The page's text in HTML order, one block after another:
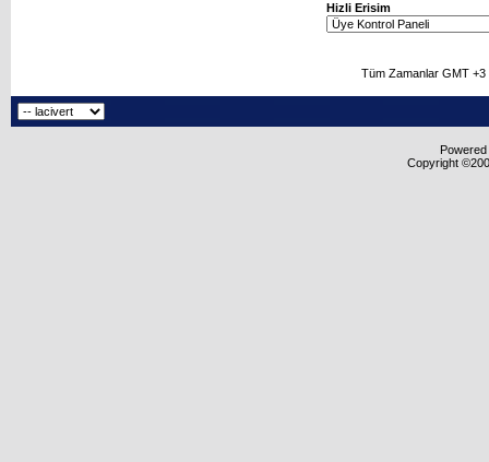
Hizli Erisim
Tüm Zamanlar GMT
Copyright